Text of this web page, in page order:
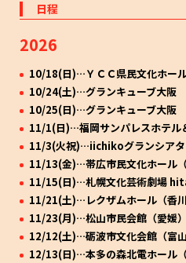
06 アジアツアー LiVE is
2年ぶりとなるアジアツアー「LiVE is Smile
07
場決定
15周年を記念して、LiSAの新たなオリジナルキ
08 初のヨーロッパ＆UKツアー
LiSA史上初となる、ヨーロッパ＆UKツアー開催
09
「LiSA×BABY-G 15th
ェールズカラーバター」
10 LiSAのLINE絵文字が登場
日程
2026
10/18(日)…ＹＣＣ県民文化ホー
10/24(土)…グランキューブ大阪
10/25(日)…グランキューブ大阪
11/1(日)…福岡サンパレスホテル
11/3(火祝)…iichikoグランシアタ
11/13(金)…帯広市民文化ホール（
11/15(日)…札幌文化芸術劇場
11/21(土)…レクザムホール（香川
11/23(月)…松山市民会館（愛媛）
12/12(土)…砺波市文化会館（富山
12/13(日)…本多の森北電ホール（